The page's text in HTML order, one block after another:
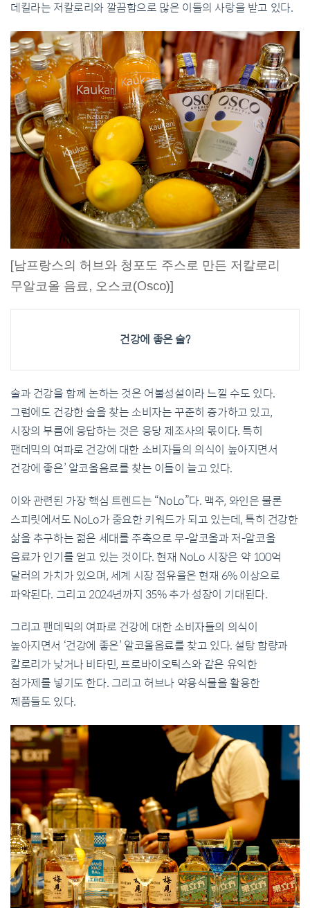
데킬라는 저칼로리와 깔끔함으로 많은 이들의 사랑을 받고 있다.
[남프랑스의 허브와 청포도 주스로 만든 저칼로리
무알코올 음료, 오스코(Osco)]
건강에 좋은 술?
술과 건강을 함께 논하는 것은 어불성설이라 느낄 수도 있다.
그럼에도 건강한 술을 찾는 소비자는 꾸준히 증가하고 있고,
시장의 부름에 응답하는 것은 응당 제조사의 몫이다. 특히
팬데믹의 여파로 건강에 대한 소비자들의 의식이 높아지면서
건강에 좋은’ 알코올음료를 찾는 이들이 늘고 있다.
이와 관련된 가장 핵심 트렌드는 “NoLo”다. 맥주, 와인은 물론
스피릿에서도 NoLo가 중요한 키워드가 되고 있는데, 특히 건강한
삶을 추구하는 젊은 세대를 주축으로 무-알코올과 저-알코올
음료가 인기를 얻고 있는 것이다. 현재 NoLo 시장은 약 100억
달러의 가치가 있으며, 세계 시장 점유율은 현재 6% 이상으로
파악된다. 그리고 2024년까지 35% 추가 성장이 기대된다.
그리고 팬데믹의 여파로 건강에 대한 소비자들의 의식이
높아지면서 ‘건강에 좋은’ 알코올음료를 찾고 있다. 설탕 함량과
칼로리가 낮거나 비타민, 프로바이오틱스와 같은 유익한
첨가제를 넣기도 한다. 그리고 허브나 약용식물을 활용한
제품들도 있다.